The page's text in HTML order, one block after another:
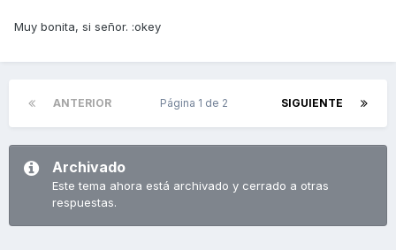
Muy bonita, si señor. :okey
ANTERIOR SIGUIENTE
Página 1 de 2
Archivado
Este tema ahora está archivado y cerrado a otras
respuestas.